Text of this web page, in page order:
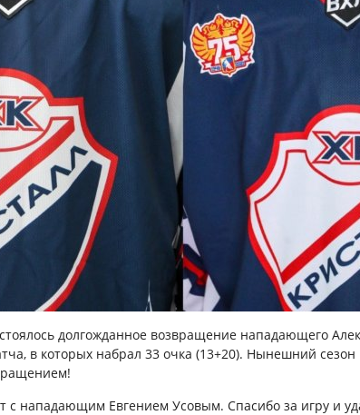
долгожданное возвращение нападающего
в которых набрал 33 очка (13+20). Нынешний
с нападающим Евгением Усовым. Спасибо за игру и